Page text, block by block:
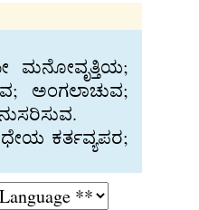
ಮನೋವೃತ್ತಿಯ;
ಅಂಗಲಾಚುವ;
ಕರ್ತವ್ಯಪರ;